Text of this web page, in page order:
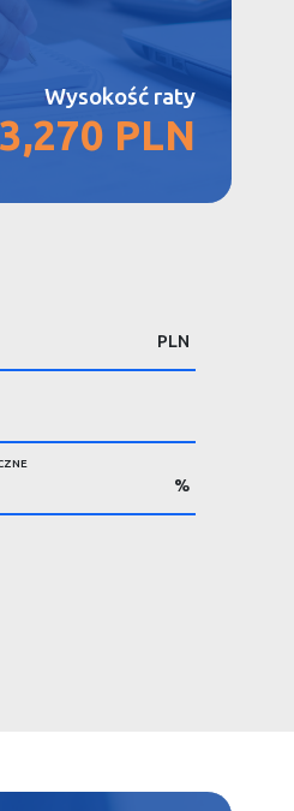
Wysokość raty
3,270 PLN
PLN
%